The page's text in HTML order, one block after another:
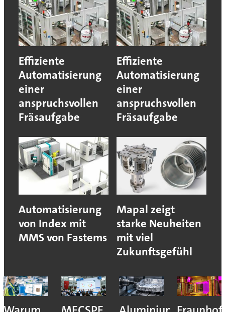
Effiziente
Automatisierung
einer
anspruchsvollen
Fräsaufgabe
Effiziente
Automatisierung
einer
anspruchsvollen
Fräsaufgabe
Automatisierung
von Index mit
MMS von Fastems
Mapal zeigt
starke Neuheiten
mit viel
Zukunftsgefühl